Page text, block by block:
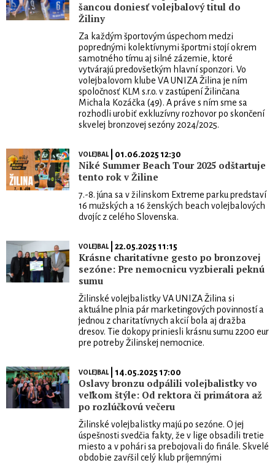
šancou doniesť volejbalový titul do
Žiliny
Za každým športovým úspechom medzi
poprednými kolektívnymi športmi stojí okrem
samotného tímu aj silné zázemie, ktoré
vytvárajú predovšetkým hlavní sponzori. Vo
volejbalovom klube VA UNIZA Žilina je ním
spoločnosť KLM s.r.o. v zastúpení Žilinčana
Michala Kozáčka (49). A práve s ním sme sa
rozhodli urobiť exkluzívny rozhovor po skončení
skvelej bronzovej sezóny 2024/2025.
VOLEJBAL| 01.06.2025 12:30
Niké Summer Beach Tour 2025 odštartuje
tento rok v Žiline
7.-8. júna sa v žilinskom Extreme parku predstaví
16 mužských a 16 ženských beach volejbalových
dvojíc z celého Slovenska.
VOLEJBAL| 22.05.2025 11:15
Krásne charitatívne gesto po bronzovej
sezóne: Pre nemocnicu vyzbierali peknú
sumu
Žilinské volejbalistky VA UNIZA Žilina si
aktuálne plnia pár marketingových povinností a
jednou z charitatívnych akcií bola aj dražba
dresov. Tie dokopy priniesli krásnu sumu 2200 eur
pre potreby Žilinskej nemocnice.
VOLEJBAL| 14.05.2025 17:00
Oslavy bronzu odpálili volejbalistky vo
veľkom štýle: Od rektora či primátora až
po rozlúčkovú večeru
Žilinské volejbalistky majú po sezóne. O jej
úspešnosti svedčia fakty, že v lige obsadili tretie
miesto a v pohári sa prebojovali do finále. Skvelé
obdobie zavŕšil celý klub príjemnými